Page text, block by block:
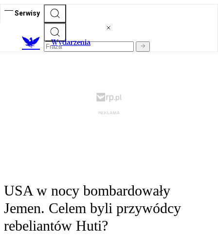
Serwisy
Wydarzenia
USA w nocy bombardowały
Jemen. Celem byli przywódcy
rebeliantów Huti?